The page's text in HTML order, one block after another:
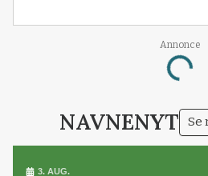
Annonce
NAVNENYT Se
3. AUG.